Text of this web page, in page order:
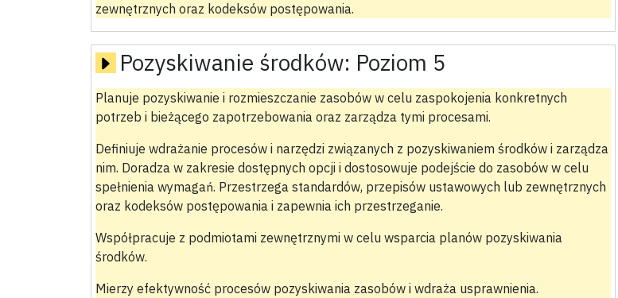
zewnętrznych oraz kodeksów postępowania.
Pozyskiwanie środków: Poziom 5
Planuje pozyskiwanie i rozmieszczanie zasobów w celu zaspokojenia konkretnych
potrzeb i bieżącego zapotrzebowania oraz zarządza tymi procesami.
Definiuje wdrażanie procesów i narzędzi związanych z pozyskiwaniem środków i zarządza
nim. Doradza w zakresie dostępnych opcji i dostosowuje podejście do zasobów w celu
spełnienia wymagań. Przestrzega standardów, przepisów ustawowych lub zewnętrznych
oraz kodeksów postępowania i zapewnia ich przestrzeganie.
Współpracuje z podmiotami zewnętrznymi w celu wsparcia planów pozyskiwania
środków.
Mierzy efektywność procesów pozyskiwania zasobów i wdraża usprawnienia.